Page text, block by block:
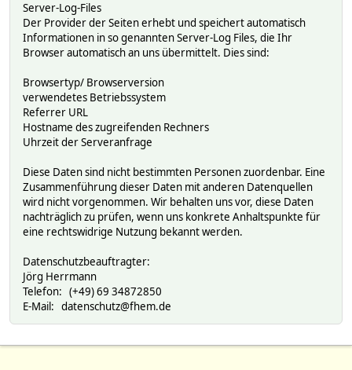
Server-Log-Files
Der Provider der Seiten erhebt und speichert automatisch
Informationen in so genannten Server-Log Files, die Ihr
Browser automatisch an uns übermittelt. Dies sind:
Browsertyp/ Browserversion
verwendetes Betriebssystem
Referrer URL
Hostname des zugreifenden Rechners
Uhrzeit der Serveranfrage
Diese Daten sind nicht bestimmten Personen zuordenbar. Eine
Zusammenführung dieser Daten mit anderen Datenquellen
wird nicht vorgenommen. Wir behalten uns vor, diese Daten
nachträglich zu prüfen, wenn uns konkrete Anhaltspunkte für
eine rechtswidrige Nutzung bekannt werden.
Datenschutzbeauftragter:
Jörg Herrmann
Telefon: (+49) 69 34872850
E-Mail: datenschutz@fhem.de